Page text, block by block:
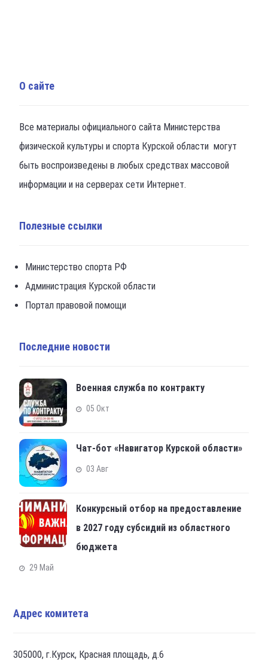
О сайте
Все материалы официального сайта Министерства
физической культуры и спорта Курской области могут
быть воспроизведены в любых средствах массовой
информации и на серверах сети Интернет.
Полезные ссылки
Министерство спорта РФ
Администрация Курской области
Портал правовой помощи
Последние новости
Военная служба по контракту
05 Окт
Чат-бот «Навигатор Курской области»
03 Авг
Конкурсный отбор на предоставление
в 2027 году субсидий из областного
бюджета
29 Май
Адрес комитета
305000, г.Курск, Красная площадь, д.6